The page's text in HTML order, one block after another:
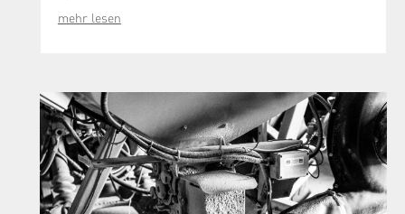
mehr lesen